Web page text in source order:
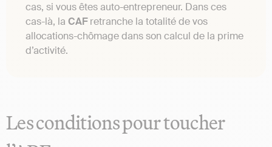
cas, si vous êtes auto-entrepreneur. Dans ces
cas-là, la CAFretranche la totalité de vos
allocations-chômage dans son calcul de la prime
d’activité.
Les conditions pour toucher